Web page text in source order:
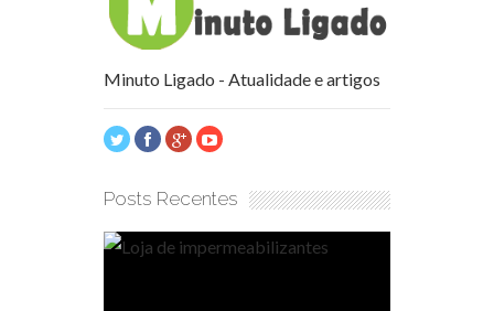
Minuto Ligado - Atualidade e artigos
Posts Recentes